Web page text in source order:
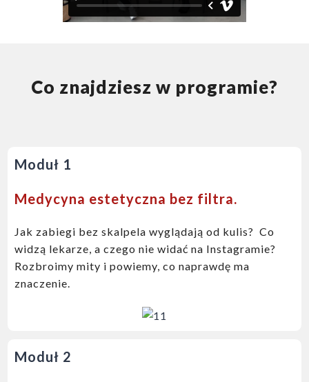
Co znajdziesz w programie?
Moduł 1
Medycyna estetyczna bez filtra.
Jak zabiegi bez skalpela wyglądają od kulis? Co
widzą lekarze, a czego nie widać na Instagramie?
Rozbroimy mity i powiemy, co naprawdę ma
znaczenie.
Moduł 2